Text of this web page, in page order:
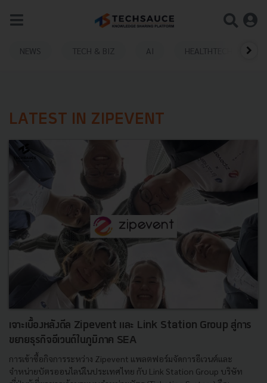
NEWS TECH & BIZ AI HEALTHTECH
LATEST IN ZIPEVENT
เจาะเบื้องหลังดีล Zipevent และ Link Station Group สู่การ
ขยายธุรกิจอีเวนต์ในภูมิภาค SEA
การเข้าซื้อกิจการระหว่าง Zipevent แพลตฟอร์มจัดการอีเวนต์และ
จำหน่ายบัตรออนไลน์ในประเทศไทย กับ Link Station Group บริษัท